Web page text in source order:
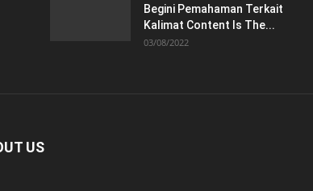
Begini Pemahaman Terkait
Kalimat Content Is The...
03/08/2022
US